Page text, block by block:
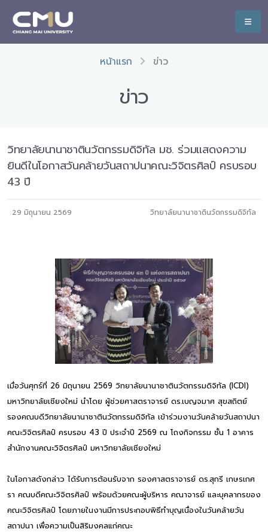
หน้าแรก ข่าว
ข่าว
วิทยาลัยนานาชาตินวัตกรรมดิจิทัล มช. ร่วมแสดงความ
ยินดีในโอกาสวันคล้ายวันสถาปนาคณะวิจิตรศิลป์ ครบรอบ
43 ปี
29 มิถุนายน 2569 วิทยาลัยนานาชาตินวัตกรรมดิจิทัล
เมื่อวันศุกร์ที่ 26 มิถุนายน 2569 วิทยาลัยนานาชาตินวัตกรรมดิจิทัล (ICDI)
มหาวิทยาลัยเชียงใหม่ นำโดย ผู้ช่วยศาสตราจารย์ ดร.เบญจมาศ สุขสถิตย์
รองคณบดีวิทยาลัยนานาชาตินวัตกรรมดิจิทัล เข้าร่วมงานวันคล้ายวันสถาปนา
คณะวิจิตรศิลป์ ครบรอบ 43 ปี ประจำปี 2569 ณ โถงกิจกรรม ชั้น 1 อาคาร
สำนักงานคณะวิจิตรศิลป์ มหาวิทยาลัยเชียงใหม่
ในโอกาสดังกล่าว ได้รับการต้อนรับจาก รองศาสตราจารย์ ดร.สุกรี เกษรเกศ
รา คณบดีคณะวิจิตรศิลป์ พร้อมด้วยคณะผู้บริหาร คณาจารย์ และบุคลากรของ
คณะวิจิตรศิลป์ โดยภายในงานมีการประกอบพิธีทำบุญเนื่องในวันคล้ายวัน
สถาปนา เพื่อความเป็นสิริมงคลแก่คณะ